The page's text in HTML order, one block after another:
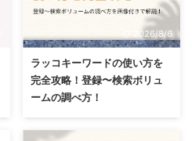
2026/8/6
ラッコキーワードの使い方を
完全攻略！登録〜検索ボリュ
ームの調べ方！